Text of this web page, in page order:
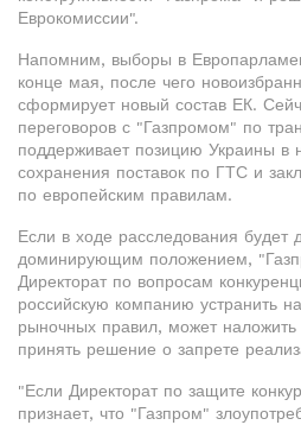
Еврокомиссии".
Напомним, выборы в
конце мая, после чего
сформирует новый состав ЕК.
переговоров с "Газпромом" по
поддерживает позицию Украины в
сохранения поставок по ГТС и
по европейским правилам.
Если в ходе расследования будет
доминирующим положением,
Директорат по вопросам
российскую компанию устранить
рыночных правил, может
принять решение о запрете
"Если Директорат по защите
признает, что "Газпром"